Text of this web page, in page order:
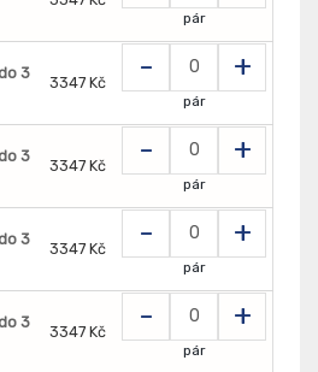
pár
3
3347 Kč - +
pár
3
3347 Kč - +
pár
3
3347 Kč - +
pár
3
3347 Kč - +
pár